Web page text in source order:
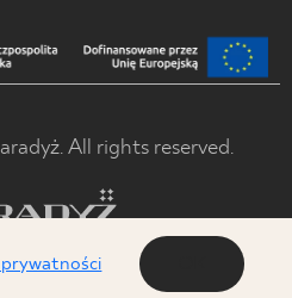
All rights reserved.